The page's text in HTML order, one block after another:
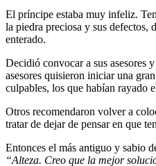
El príncipe estaba muy infeliz.
la piedra preciosa y sus defectos,
enterado.
Decidió convocar a sus asesores
asesores quisieron iniciar una
culpables, los que habían rayado
Otros recomendaron volver a
tratar de dejar de pensar en que
Entonces el más antiguo y sabio
“Alteza. Creo que la mejor